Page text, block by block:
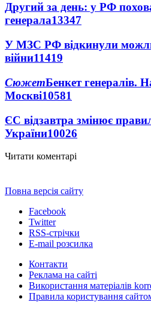
Другий за день: у РФ
генерала13347
У МЗС РФ відкинули
війни11419
СюжетБенкет генералів.
Москві10581
ЄС відзавтра змінює
України10026
Читати коментарі
Повна версія сайту
Facebook
Twitter
RSS-стрічки
E-mail розсилка
Контакти
Реклама на сайті
Використання матеріалів
Правила користування